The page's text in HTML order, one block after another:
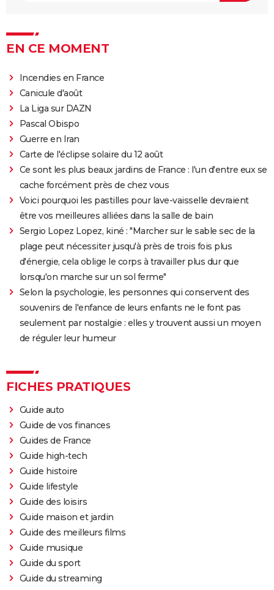
EN CE MOMENT
Incendies en France
Canicule d'août
La Liga sur DAZN
Pascal Obispo
Guerre en Iran
Carte de l'éclipse solaire du 12 août
Ce sont les plus beaux jardins de France : l'un d'entre eux se
cache forcément près de chez vous
Voici pourquoi les pastilles pour lave-vaisselle devraient
être vos meilleures alliées dans la salle de bain
Sergio Lopez Lopez, kiné : "Marcher sur le sable sec de la
plage peut nécessiter jusqu'à près de trois fois plus
d'énergie, cela oblige le corps à travailler plus dur que
lorsqu'on marche sur un sol ferme"
Selon la psychologie, les personnes qui conservent des
souvenirs de l'enfance de leurs enfants ne le font pas
seulement par nostalgie : elles y trouvent aussi un moyen
de réguler leur humeur
FICHES PRATIQUES
Guide auto
Guide de vos finances
Guides de France
Guide high-tech
Guide histoire
Guide lifestyle
Guide des loisirs
Guide maison et jardin
Guide des meilleurs films
Guide musique
Guide du sport
Guide du streaming